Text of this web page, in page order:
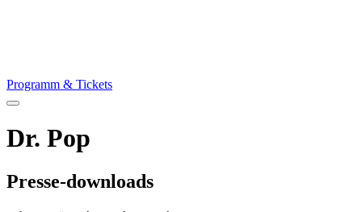
Programm & Tickets
Menü
Dr. Pop
Presse-downloads